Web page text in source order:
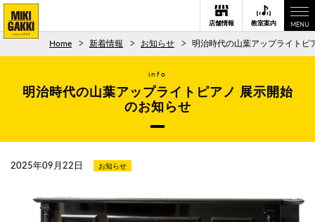
店舗情報 教室案内 MENU
Home 新着情報 お知らせ 明治時代の山葉アップライトピ
info
明治時代の山葉アップライトピアノ 展示開始
のお知らせ
2025年09月22日 お知らせ